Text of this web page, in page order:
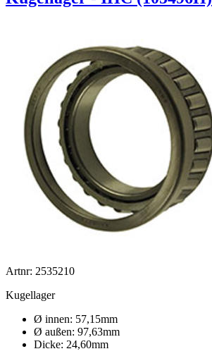
Artnr: 2535210
Kugellager
Ø innen: 57,15mm
Ø außen: 97,63mm
Dicke: 24,60mm